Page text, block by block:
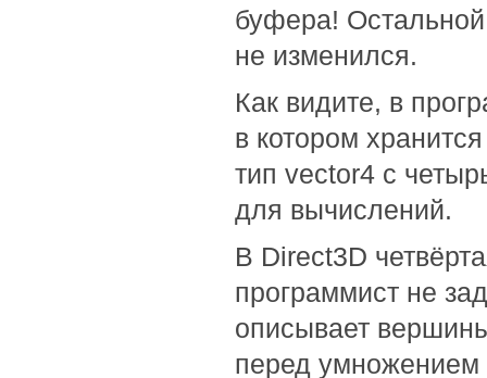
буфера!
не изменился.
Как видите, в
в котором
тип vector4 с
для вычислений.
В Direct3D
программист не
описывает
перед